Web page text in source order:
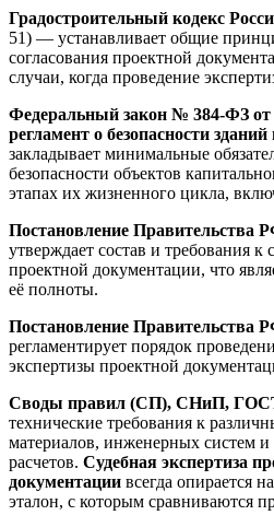
Градостроительный кодекс
51) — устанавливает общие
согласования проектной
случаи, когда проведение
Федеральный закон № 384-ФЗ от
регламент о безопасности
закладывает минимальные
безопасности объектов
этапах их жизненного цикла,
Постановление Правительства
утверждает состав и требования к
проектной документации, что
её полноты.
Постановление Правительства
регламентирует порядок
экспертизы проектной
Своды правил (СП), СНиП,
технические требования к
материалов, инженерных систем и
расчетов. Судебная экспертиза
документации всегда опирается
эталон, с которым сравниваются